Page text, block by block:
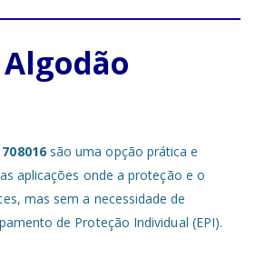
são uma opção prática e
aplicações onde a proteção e o
mas sem a necessidade de
de Proteção Individual (EPI).